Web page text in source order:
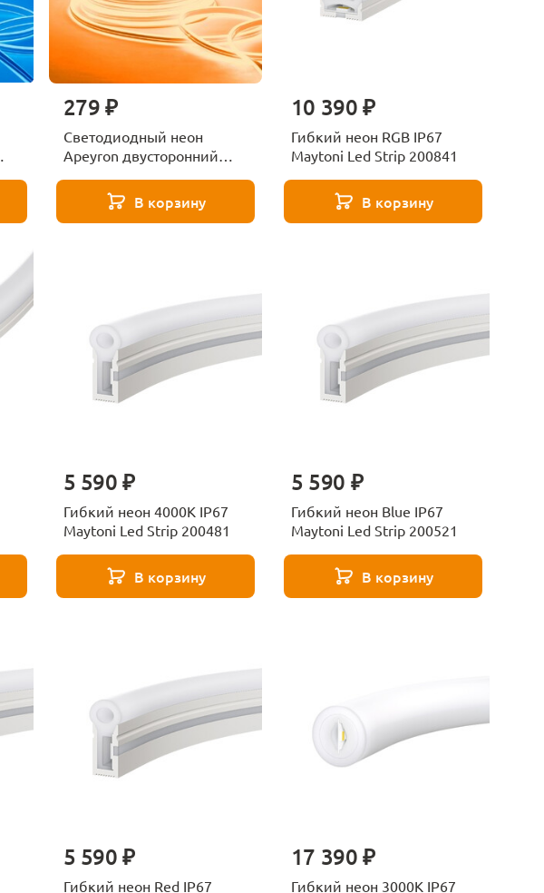
279 ₽
Светодиодный неон
Apeyron двусторонний
В корзину
10 390 ₽
Гибкий неон RGB IP67
Maytoni Led Strip 200841
В корзину
5 590 ₽
Гибкий неон 4000K IP67
Maytoni Led Strip 200481
В корзину
5 590 ₽
Гибкий неон Blue IP67
Maytoni Led Strip 200521
В корзину
5 590 ₽
Гибкий неон Red IP67
17 390 ₽
Гибкий неон 3000K IP67